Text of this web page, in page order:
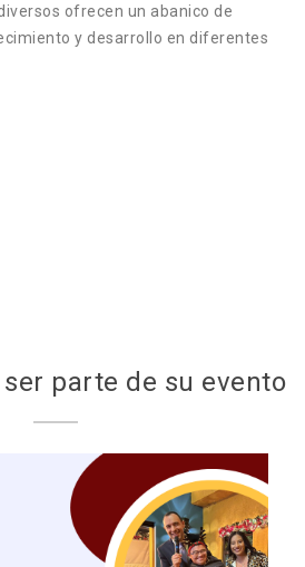
ofrecen un abanico de
y desarrollo en diferentes
parte de su evento